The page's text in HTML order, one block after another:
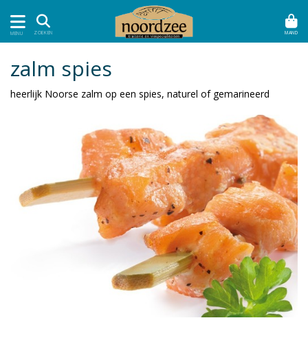
MENU ZOEKEN MAND
zalm spies
heerlijk Noorse zalm op een spies, naturel of gemarineerd